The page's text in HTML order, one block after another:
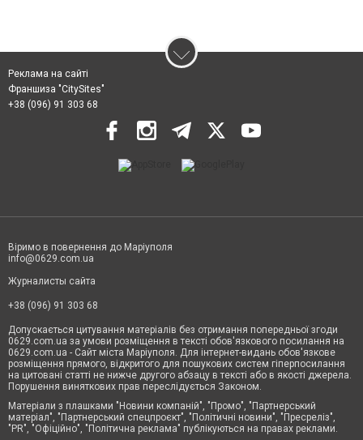
Реклама на сайті
Франшиза "CitySites"
+38 (096) 91 303 68
Віримо в повернення до Маріуполя
info@0629.com.ua
Журналисты сайта
+38 (096) 91 303 68
Допускається цитування матеріалів без отримання попередньої згоди
0629.com.ua за умови розміщення в тексті обов'язкового посилання на
0629.com.ua - Сайт міста Маріуполя. Для інтернет-видань обов'язкове
розміщення прямого, відкритого для пошукових систем гіперпосилання
на цитовані статті не нижче другого абзацу в тексті або в якості джерела.
Порушення виняткових прав переслідується Законом.
Матеріали з плашками "Новини компаній", "Промо", "Партнерський
матеріал", "Партнерський спецпроєкт", "Політичні новини", "Пресреліз",
"PR", "Офіційно", "Політична реклама" публікуються на правах реклами.